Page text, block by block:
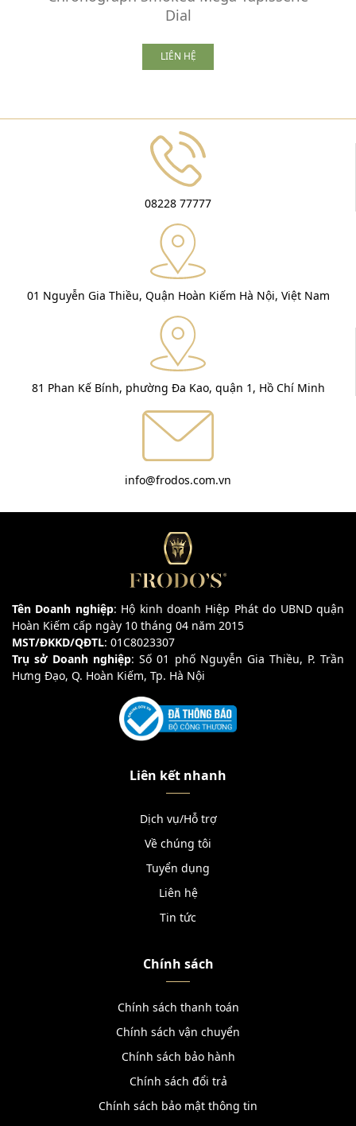
Dial
LIÊN HỆ
08228 77777
01 Nguyễn Gia Thiều, Quận Hoàn Kiếm Hà Nội, Việt Nam
81 Phan Kế Bính, phường Đa Kao, quận 1, Hồ Chí Minh
info@frodos.com.vn
Tên Doanh nghiệp: Hộ kinh doanh Hiệp Phát do UBND quận
Hoàn Kiếm cấp ngày 10 tháng 04 năm 2015
MST/ĐKKD/QĐTL: 01C8023307
Trụ sở Doanh nghiệp: Số 01 phố Nguyễn Gia Thiều, P. Trần
Hưng Đạo, Q. Hoàn Kiếm, Tp. Hà Nội
Liên kết nhanh
Dịch vụ/Hỗ trợ
Về chúng tôi
Tuyển dụng
Liên hệ
Tin tức
Chính sách
Chính sách thanh toán
Chính sách vận chuyển
Chính sách bảo hành
Chính sách đổi trả
Chính sách bảo mật thông tin